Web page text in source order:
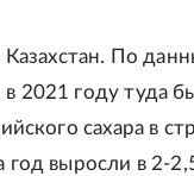
Казахстан. По
2021 году туда
сахара в
выросли в 2-